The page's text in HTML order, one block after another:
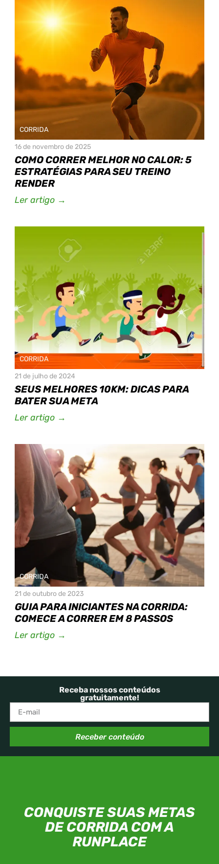
CORRIDA
16 de novembro de 2025
COMO CORRER MELHOR NO CALOR: 5
ESTRATÉGIAS PARA SEU TREINO
RENDER
Ler artigo →
CORRIDA
21 de julho de 2024
SEUS MELHORES 10KM: DICAS PARA
BATER SUA META
Ler artigo →
CORRIDA
21 de outubro de 2023
GUIA PARA INICIANTES NA CORRIDA:
COMECE A CORRER EM 8 PASSOS
Ler artigo →
Receba nossos conteúdos
gratuitamente!
Receber conteúdo
CONQUISTE SUAS METAS
DE CORRIDA COM A
RUNPLACE